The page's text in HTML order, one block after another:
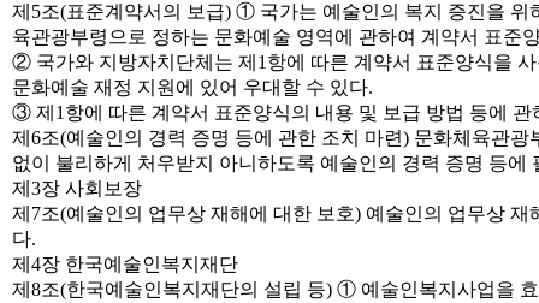
제5조(표준계약서의 보급) ① 국가는 예술인의 복지 증진을
육관광부령으로 정하는 문화예술 영역에 관하여 계약서 표준
② 국가와 지방자치단체는 제1항에 따른 계약서 표준양식을
문화예술 재정 지원에 있어 우대할 수 있다.
③ 제1항에 따른 계약서 표준양식의 내용 및 보급 방법 등에
제6조(예술인의 경력 증명 등에 관한 조치 마련) 문화체육관
없이 불리하게 처우받지 아니하도록 예술인의 경력 증명 등에
제3장 사회보장
제7조(예술인의 업무상 재해에 대한 보호) 예술인의 업무상
다.
제4장 한국예술인복지재단
제8조(한국예술인복지재단의 설립 등) ① 예술인복지사업을